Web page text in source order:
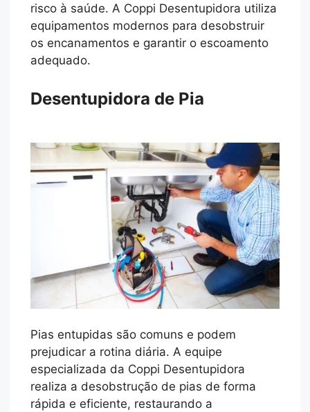
risco à saúde. A Coppi Desentupidora utiliza
equipamentos modernos para desobstruir
os encanamentos e garantir o escoamento
adequado.
Desentupidora de Pia
Pias entupidas são comuns e podem
prejudicar a rotina diária. A equipe
especializada da Coppi Desentupidora
realiza a desobstrução de pias de forma
rápida e eficiente, restaurando a